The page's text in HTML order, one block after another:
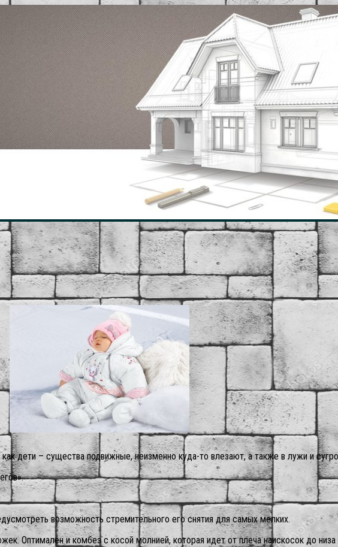
дети – существа подвижные, неизменно куда-то влезают, а также в лужи и
возможность стремительного его снятия для самых мелких.
Оптимален и комбез с косой молнией, которая идет от плеча наискосок до